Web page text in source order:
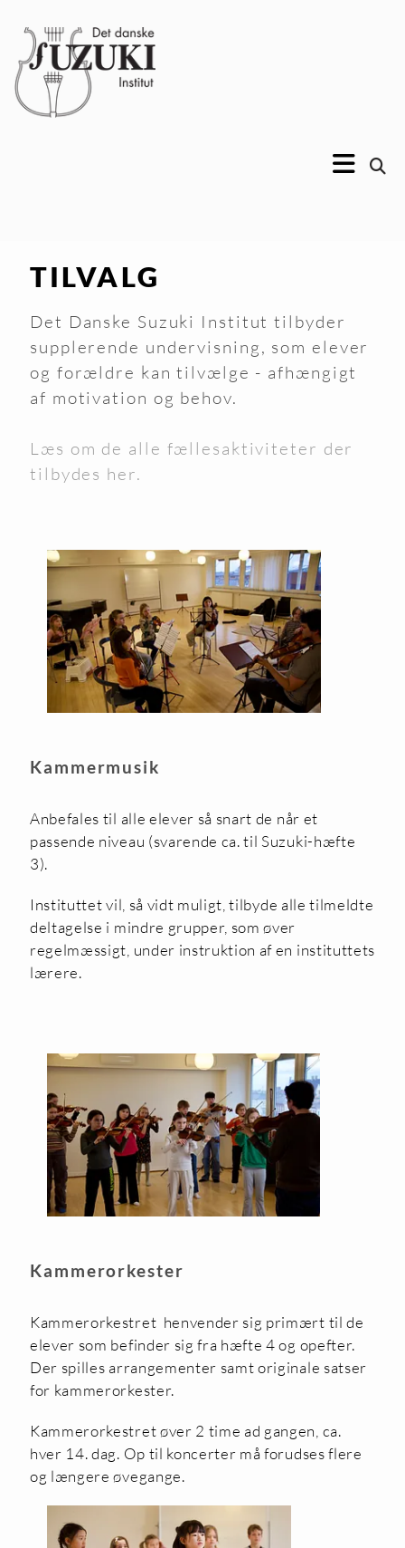
TILVALG
Det Danske Suzuki Institut tilbyder
supplerende undervisning, som elever
og forældre kan tilvælge - afhængigt
af motivation og behov.
Læs om de alle fællesaktiviteter der
tilbydes her.
Kammermusik
Anbefales til alle elever så snart de når et
passende niveau (svarende ca. til Suzuki-hæfte
3).
Instituttet vil, så vidt muligt, tilbyde alle tilmeldte
deltagelse i mindre grupper, som øver
regelmæssigt, under instruktion af en instituttets
lærere.
Kammerorkester
Kammerorkestret henvender sig primært til de
elever som befinder sig fra hæfte 4 og opefter.
Der spilles arrangementer samt originale satser
for kammerorkester.
Kammerorkestret øver 2 time ad gangen, ca.
hver 14. dag. Op til koncerter må forudses flere
og længere øvegange.